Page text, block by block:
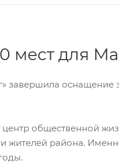
мест для
завершила оснащение
общественной
жителей района.